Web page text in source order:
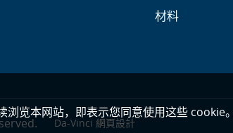
览本网站，即表示您同意使用这些 cookie。
材料
Da-Vinci 網頁設計